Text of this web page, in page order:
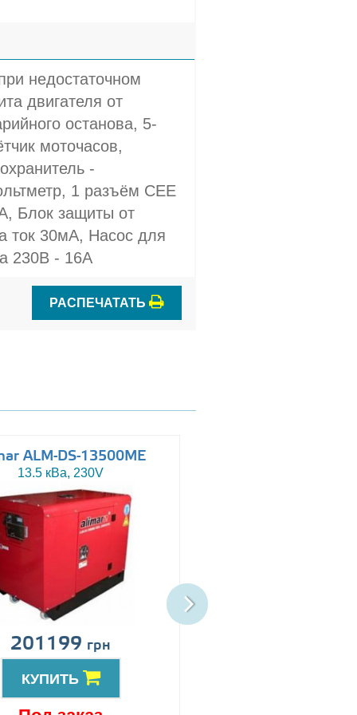
недостаточном
двигателя от
останова, 5-
моточасов,
-
1 разъём CEE
Блок защиты от
ток 30мА, Насос для
230В - 16A
РАСПЕЧАТАТЬ
ALM-DS-13500ME
13.5 кВа, 230V
201199 грн
КУПИТЬ